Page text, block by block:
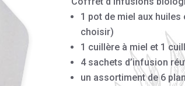
1 pot de miel aux
choisir)
1 cuillère à miel et 1
4 sachets d’infusion
un assortiment de 6